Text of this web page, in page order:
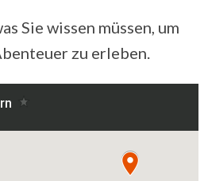
Sie wissen müssen, um
zu erleben.